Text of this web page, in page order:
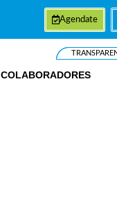
Agendate
COLABORADORES